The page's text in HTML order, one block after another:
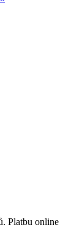
Platbu online